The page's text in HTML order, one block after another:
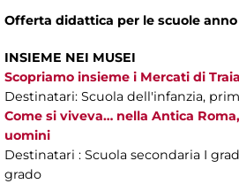
Offerta didattica per le scuole anno
INSIEME NEI MUSEI
Scopriamo insieme i Mercati di
Destinatari: Scuola dell'infanzia,
Come si viveva… nella Antica
uomini
Destinatari : Scuola secondaria I
grado